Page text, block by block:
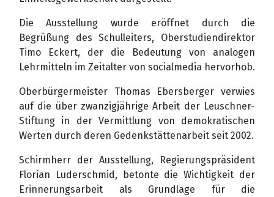
Die Ausstellung wurde eröffnet durch die
Begrüßung des Schulleiters, Oberstudiendirektor
Timo Eckert, der die Bedeutung von analogen
Lehrmitteln im Zeitalter von socialmedia hervorhob.
Oberbürgermeister Thomas Ebersberger verwies
auf die über zwanzigjährige Arbeit der Leuschner-
Stiftung in der Vermittlung von demokratischen
Werten durch deren Gedenkstättenarbeit seit 2002.
Schirmherr der Ausstellung, Regierungspräsident
Florian Luderschmid, betonte die Wichtigkeit der
Erinnerungsarbeit als Grundlage für die